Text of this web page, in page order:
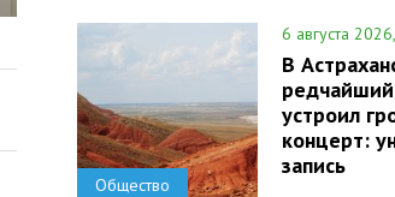
Общество
6 августа
В
редчайший
устроил
концерт:
запись